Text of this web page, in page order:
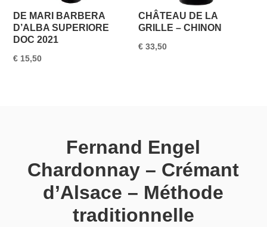
DE MARI BARBERA
D’ALBA SUPERIORE
DOC 2021
€ 15,50
CHÂTEAU DE LA
GRILLE – CHINON
€ 33,50
Fernand Engel
Chardonnay – Crémant
d’Alsace – Méthode
traditionnelle